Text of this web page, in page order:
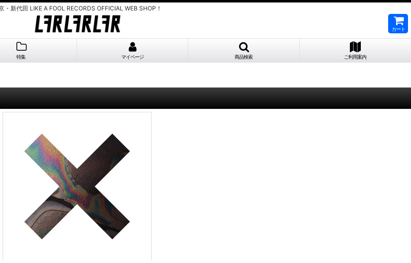
・新代田 LIKE A FOOL RECORDS OFFICIAL WEB SHOP！
カート
特集 マイページ 商品検索 ご利用案内